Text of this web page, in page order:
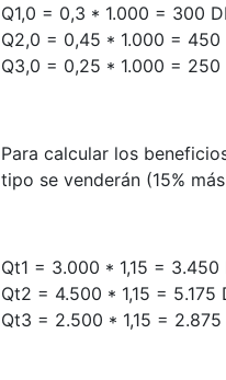
Q1,0 = 0,3 * 1.000 = 300
Q2,0 = 0,45 * 1.000 = 450
Q3,0 = 0,25 * 1.000 = 250
Para calcular los
tipo se venderán (15%
Qt1 = 3.000 * 1,15 = 3.450
Qt2 = 4.500 * 1,15 = 5.175
Qt3 = 2.500 * 1,15 = 2.875